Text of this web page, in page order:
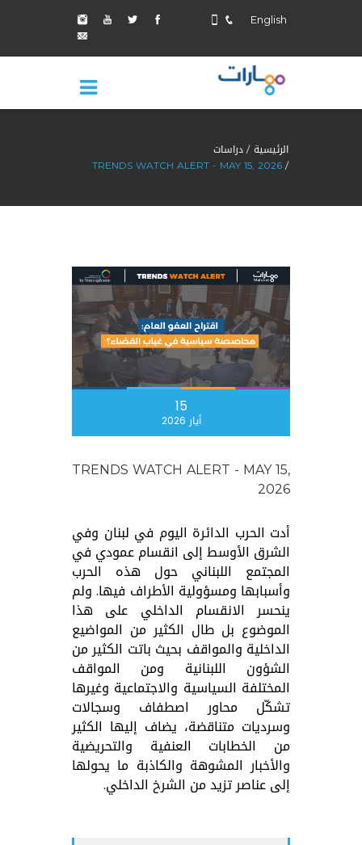
English
الرئيسية دراسات
TRENDS WATCH ALERT - MAY 15, 2026
15
أيار 2026
TRENDS WATCH ALERT - MAY 15,
2026
أدت الحرب الدائرة اليوم في لبنان وفي
الشرق الأوسط إلى انقسام عمودي في
المجتمع اللبناني حول هذه الحرب
وأسبابها ومسؤولية الأطراف فيها. ولم
ينحسر الانقسام الداخلي على هذا
الموضوع بل طال الكثير من المواضيع
الداخلية والمواقف بحيث باتت الكثير من
الشؤون اللبنانية ومن المواقف
المختلفة السياسية والاجتماعية وغيرها
تشكّل محاور اصطفاف وسجالات
وسرديات متناقضة، يضاف إليها الكثير
من الخطابات العنفية والتحريضية
والأخبار المشوهة والكاذبة ما يحولها
إلى عناصر تزيد من الشرخ الداخلي.